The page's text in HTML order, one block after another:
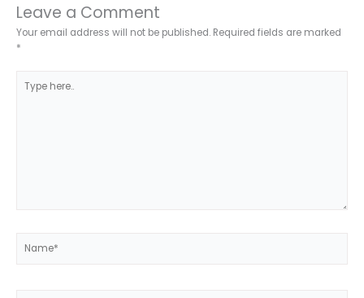
Leave a Comment
Your email address will not be published. Required fields are marked
*
here..